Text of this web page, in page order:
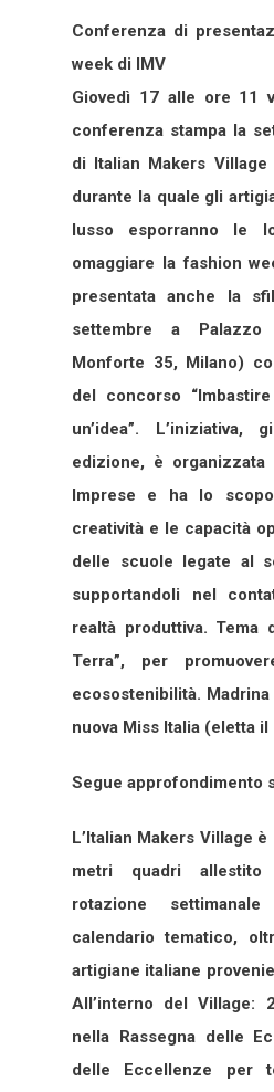
Conferenza di
week di IMV
Giovedì 17 alle ore 11
conferenza stampa la
di Italian Makers
durante la quale gli
lusso esporranno le
omaggiare la fashion
presentata anche la
settembre a Palazzo
Monforte 35, Milano)
del concorso
un’idea”. L’iniziativa,
edizione, è organizzata
Imprese e ha lo
creatività e le capacità
delle scuole legate al
supportandoli nel
realtà produttiva. Tema
Terra”, per
ecosostenibilità.
nuova Miss Italia (eletta
Segue approfondimento
L’Italian Makers Village
metri quadri
rotazione
calendario tematico,
artigiane italiane
All’interno del Village:
nella Rassegna delle
delle Eccellenze per